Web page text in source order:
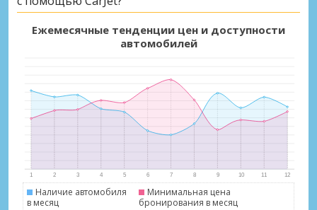
Ежемесячные тенденции цен и доступности
автомобилей
Наличие автомобиля
в месяц
Минимальная цена
бронирования в месяц